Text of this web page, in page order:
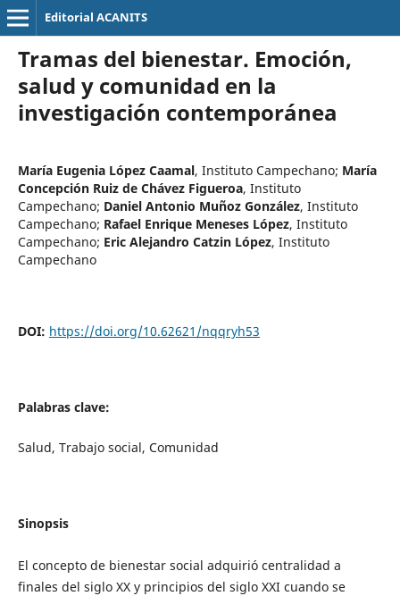
Editorial ACANITS
Tramas del bienestar. Emoción,
salud y comunidad en la
investigación contemporánea
María Eugenia López Caamal, Instituto Campechano; María
Concepción Ruiz de Chávez Figueroa, Instituto
Campechano; Daniel Antonio Muñoz González, Instituto
Campechano; Rafael Enrique Meneses López, Instituto
Campechano; Eric Alejandro Catzin López, Instituto
Campechano
DOI: https://doi.org/10.62621/nqqryh53
Palabras clave:
Salud, Trabajo social, Comunidad
Sinopsis
El concepto de bienestar social adquirió centralidad a
finales del siglo XX y principios del siglo XXI cuando se